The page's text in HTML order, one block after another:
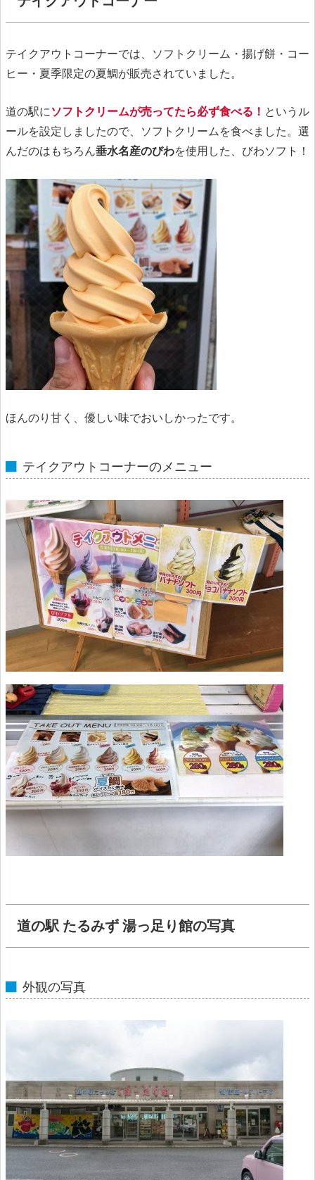
テイクアウトコーナーでは、ソフトクリーム・揚げ餅・コー
ヒー・夏季限定の夏鯛が販売されていました。
道の駅に ソフトクリームが売ってたら必ず食べる！ というル
ールを設定しましたので、ソフトクリームを食べました。選
んだのはもちろん垂水名産のびわを使用した、びわソフト！
ほんのり甘く、優しい味でおいしかったです。
テイクアウトコーナーのメニュー
道の駅 たるみず 湯っ足り館の写真
外観の写真